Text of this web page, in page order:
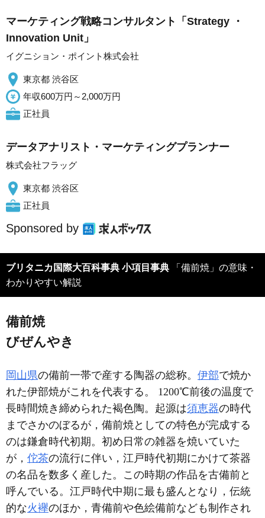
マーケティング戦略コンサルタント「Strategy ・
Innovation Unit」
イグニション・ポイント株式会社
東京都 渋谷区
年収600万円～2,000万円
正社員
データアナリスト・マーケティングプランナー
株式会社フラッグ
東京都 渋谷区
正社員
Sponsored by
ブリタニカ国際大百科事典 小項目事典
わかりやすい解説
備前焼
びぜんやき
岡山県の備前一帯で産する陶器の総称。 伊部で焼か
れた伊部焼がこれを代表する。 1200℃前後の温度で
長時間焼き締められた褐色陶。起源は須恵器の時代
までさかのぼるが，備前焼としての特色が完成する
のは鎌倉時代初期。初め日常の雑器を焼いていた
が， 佗茶の流行に伴い，江戸時代初期にかけて茶器
の名品を数多く産した。この時期の作品を古備前と
呼んでいる。江戸時代中期に最も盛んとなり，伝統
的な火襷のほか，青備前や色絵備前なども制作され